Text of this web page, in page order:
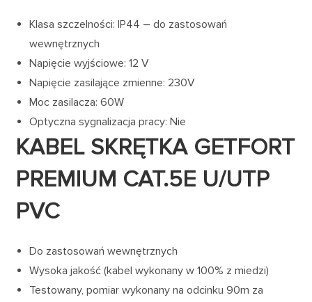
Klasa szczelności: IP44 – do zastosowań
wewnętrznych
Napięcie wyjściowe: 12 V
Napięcie zasilające zmienne: 230V
Moc zasilacza: 60W
Optyczna sygnalizacja pracy: Nie
KABEL SKRĘTKA GETFORT
PREMIUM CAT.5E U/UTP
PVC
Do zastosowań wewnętrznych
Wysoka jakość (kabel wykonany w 100% z miedzi)
Testowany, pomiar wykonany na odcinku 90m za